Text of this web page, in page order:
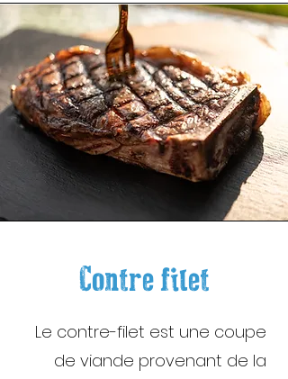
Contre filet
Le contre-filet est une coupe
de viande provenant de la